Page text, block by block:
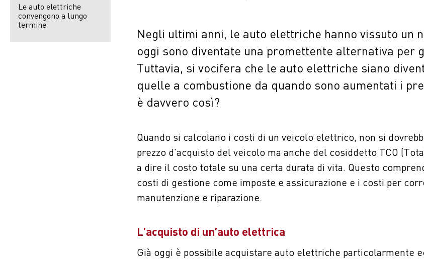
Le auto elettriche
convengono a lungo
termine
Negli ultimi anni, le auto elettriche hanno vissuto un
oggi sono diventate una promettente alternativa per
Tuttavia, si vocifera che le auto elettriche siano
quelle a combustione da quando sono aumentati i
è davvero così?
Quando si calcolano i costi di un veicolo elettrico, non si
prezzo d'acquisto del veicolo ma anche del cosiddetto TCO
a dire il costo totale su una certa durata di vita. Questo
costi di gestione come imposte e assicurazione e i costi per
manutenzione e riparazione.
L’acquisto di un’auto elettrica
Già oggi è possibile acquistare auto elettriche particolarmente